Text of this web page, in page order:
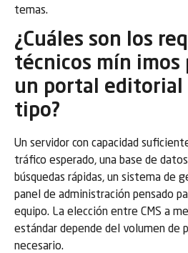
temas.
¿Cuáles son los
técnicos mín imos
un portal editorial
tipo?
Un servidor con capacidad
tráfico esperado, una base de
búsquedas rápidas, un sistema de
panel de administración pensado
equipo. La elección entre CMS a
estándar depende del volumen de
necesario.